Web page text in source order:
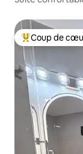
Coup de cœur
Coup de